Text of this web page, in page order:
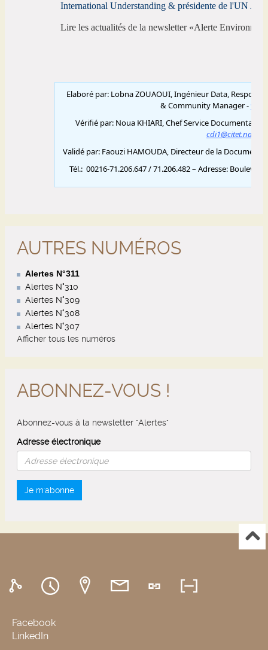
AUTRES NUMÉROS
Alertes N°311
Alertes N°310
Alertes N°309
Alertes N°308
Alertes N°307
Afficher tous les numéros
ABONNEZ-VOUS !
Abonnez-vous à la newsletter "Alertes"
Adresse électronique
Je m'abonne
Facebook
LinkedIn